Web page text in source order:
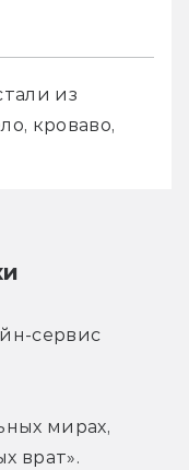
из
кроваво,
сервис
мирах,
врат».